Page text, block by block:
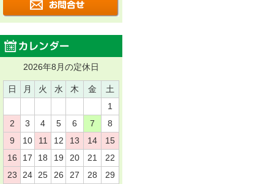
2026年8月の定休日
日 月 火 水 木 金
土
1
2
3 4 5 6 7
8
9
10 11 12 13 14
15
16
17 18 19 20 21
22
23
24 25 26 27 28
29